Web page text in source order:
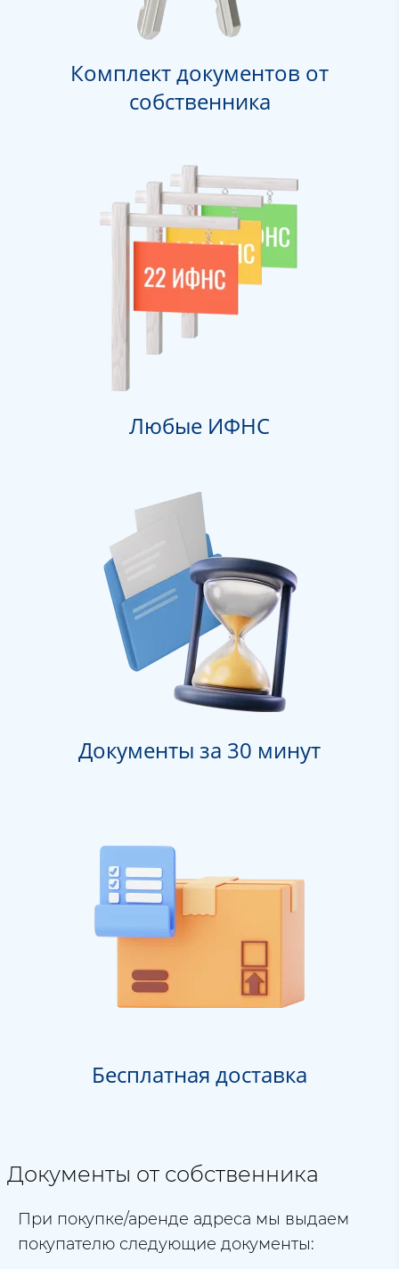
Комплект документов от
собственника
Любые ИФНС
Документы за 30 минут
Бесплатная доставка
Документы от собственника
При покупке/аренде адреса мы выдаем
покупателю следующие документы: